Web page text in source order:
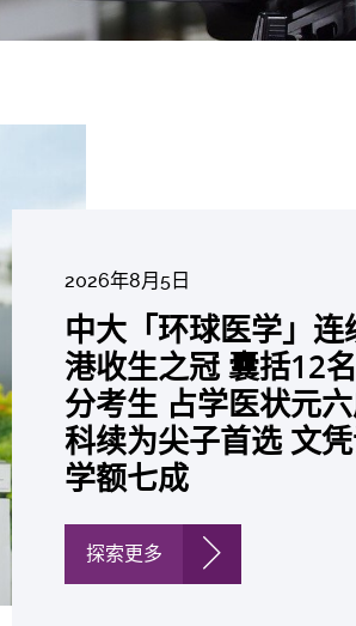
2026年8月5日
中大「环球医学」连
港收生之冠 囊括12
分考生 占学医状元
科续为尖子首选 文
学额七成
探索更多
2026年7月27日
中大研发「AI-OCT
糖尿黄斑水肿 假阳
锐减六成 缩短患者
间
探索更多
中大黄秀娟教授获颁
最高荣誉「光华工程
成为今届医药衞生领
学者
探索更多
中大新设「香港中文
学金」嘉许公开试状
医状元走出课堂放眼
21世纪妙手仁医
探索更多
中大全新一站式
精准辨识传统检测中
常「盲点」 降低人
及异常妊娠风险
探索更多
2026年6月22日
中大发现青光眼治疗
鼠实验证实可恢复七
助开创崭新神经保护
探索更多
2026年6月17日
中大成功拆解肝癌免
性机制 揭一种免疫
废喂食」新功能助癌
探索更多
2026年6月10日
中大与多名全球专家
国肺癌研究 逾半晚
肺癌病人七年无恶化
因异常而引起的肺癌
「慢性病」 患者可与
探索更多
2026年6月5日
中大教授陈重娥获颁
出领袖奖」 成为本
荣膺亚洲糖尿病教研
探索更多
2026年6月2日
中大汇聚逾200位区
私人医疗保险如何推
覆盖
探索更多
2026年5月19日
中大张源津医生成首
员 荣获国际泌尿科
John K. Lattimer 讲
探索更多
2026年5月14日
中大取得「从实验室
用」研究突破 初步
药物可改善严重中风
探索更多